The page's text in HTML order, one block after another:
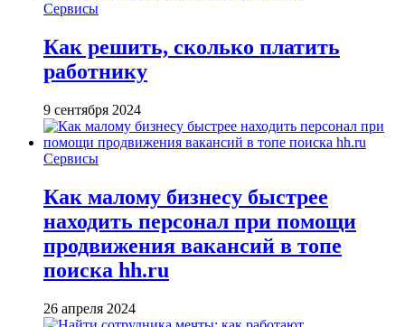
Сервисы
Как решить, сколько платить
работнику
9 сентября 2024
Сервисы
Как малому бизнесу быстрее
находить персонал при помощи
продвижения вакансий в топе
поиска hh.ru
26 апреля 2024